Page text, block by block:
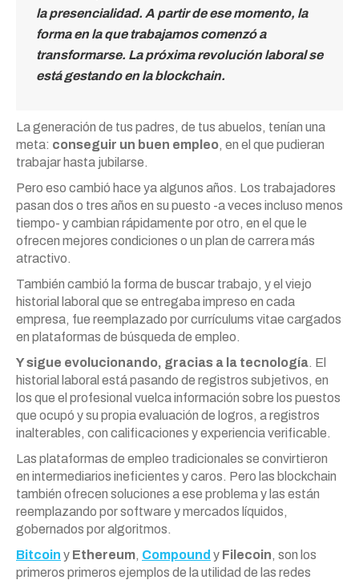
la presencialidad. A partir de ese momento, la
forma en la que trabajamos comenzó a
transformarse. La próxima revolución laboral se
está gestando en la blockchain.
La generación de tus padres, de tus abuelos, tenían una
meta: conseguir un buen empleo, en el que pudieran
trabajar hasta jubilarse.
Pero eso cambió hace ya algunos años. Los trabajadores
pasan dos o tres años en su puesto -a veces incluso menos
tiempo- y cambian rápidamente por otro, en el que le
ofrecen mejores condiciones o un plan de carrera más
atractivo.
También cambió la forma de buscar trabajo, y el viejo
historial laboral que se entregaba impreso en cada
empresa, fue reemplazado por currículums vitae cargados
en plataformas de búsqueda de empleo.
Y sigue evolucionando, gracias a la tecnología. El
historial laboral está pasando de registros subjetivos, en
los que el profesional vuelca información sobre los puestos
que ocupó y su propia evaluación de logros, a registros
inalterables, con calificaciones y experiencia verificable.
Las plataformas de empleo tradicionales se convirtieron
en intermediarios ineficientes y caros. Pero las blockchain
también ofrecen soluciones a ese problema y las están
reemplazando por software y mercados líquidos,
gobernados por algoritmos.
Bitcoin y Ethereum, Compound y Filecoin, son los
primeros primeros ejemplos de la utilidad de las redes